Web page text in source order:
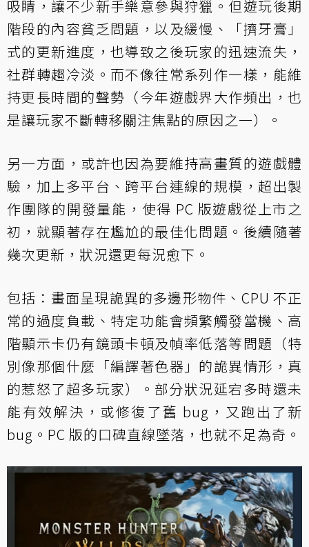
吸睛，讓不少新手樂意參與狩獵。但遊玩後期
階段的內容貧乏問題，以及緩慢、「擠牙膏」
式的更新進度，也導致之後玩家的迅速流失，
社群轉趨冷淡。而不像往常系列作一樣，能維
持更長時間的聲勢（今年遊戲界大作頻出，也
是讓玩家不斷轉移關注焦點的原因之一）。
另一方面，或許也因為要維持高畫質的遊戲體
驗，加上多平台、跨平台連線的規模，超出製
作團隊的開發量能，使得 PC 版遊戲從上市之
初，就顯著存在尷尬的最佳化問題。後續隨著
幾次更新，狀況還更每況愈下。
包括：畫面呈現詭異的多邊形物件、CPU 不正
常的過度負載、特定功能會頻繁觸發當機、高
階顯示卡仍有鏡頭卡頓及幀率低落等問題（特
別像那個什麼「編譯著色器」的詭異情形，真
的惹怒了超多玩家）。部分狀況延宕多時還未
能有效解決，或修復了舊 bug，又跑出了新
bug。PC 版的口碑直線墜落，也就不足為奇。